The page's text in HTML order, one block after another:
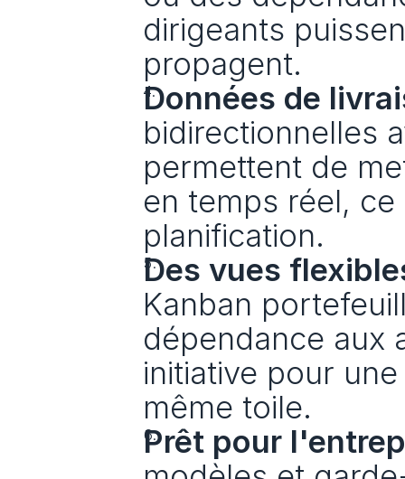
dirigeants
propagent.
Données de
bidirectionnelles
permettent de
en temps réel,
planification.
Des vues
Kanban
dépendance aux
initiative pour
même toile.
Prêt pour